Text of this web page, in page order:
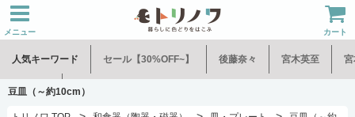
メニュー カート
人気キーワード セール【30%OFF~】 後藤奈々 宮木英至 宮
水谷和音 児玉修治
豆皿（～約10cm）